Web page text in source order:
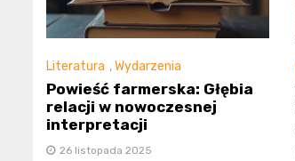
Literatura ,Wydarzenia
Powieść farmerska: Głębia
relacji w nowoczesnej
interpretacji
26 listopada 2025